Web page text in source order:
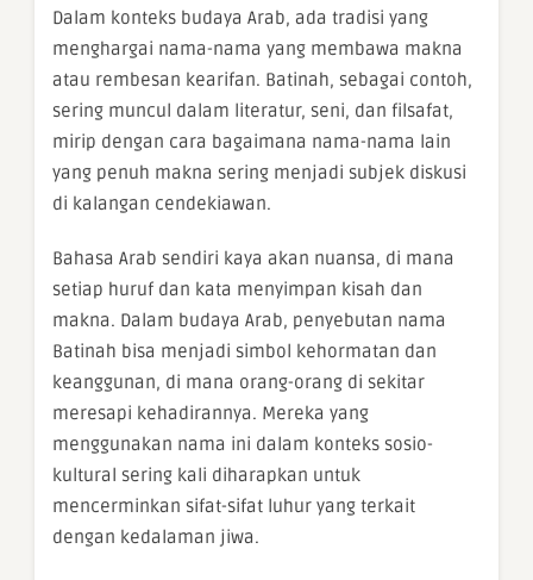
Dalam konteks budaya Arab, ada tradisi yang
menghargai nama-nama yang membawa makna
atau rembesan kearifan. Batinah, sebagai contoh,
sering muncul dalam literatur, seni, dan filsafat,
mirip dengan cara bagaimana nama-nama lain
yang penuh makna sering menjadi subjek diskusi
di kalangan cendekiawan.
Bahasa Arab sendiri kaya akan nuansa, di mana
setiap huruf dan kata menyimpan kisah dan
makna. Dalam budaya Arab, penyebutan nama
Batinah bisa menjadi simbol kehormatan dan
keanggunan, di mana orang-orang di sekitar
meresapi kehadirannya. Mereka yang
menggunakan nama ini dalam konteks sosio-
kultural sering kali diharapkan untuk
mencerminkan sifat-sifat luhur yang terkait
dengan kedalaman jiwa.